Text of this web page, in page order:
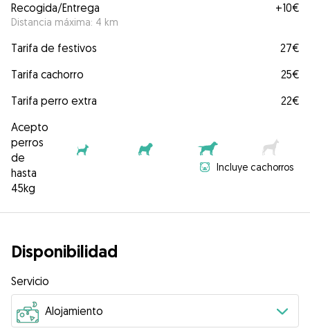
Recogida/Entrega
Distancia máxima: 4 km
+10€
Tarifa de festivos
27€
Tarifa cachorro
25€
Tarifa perro extra
22€
Acepto
perros
de
hasta
45kg
Incluye cachorros
Disponibilidad
Servicio